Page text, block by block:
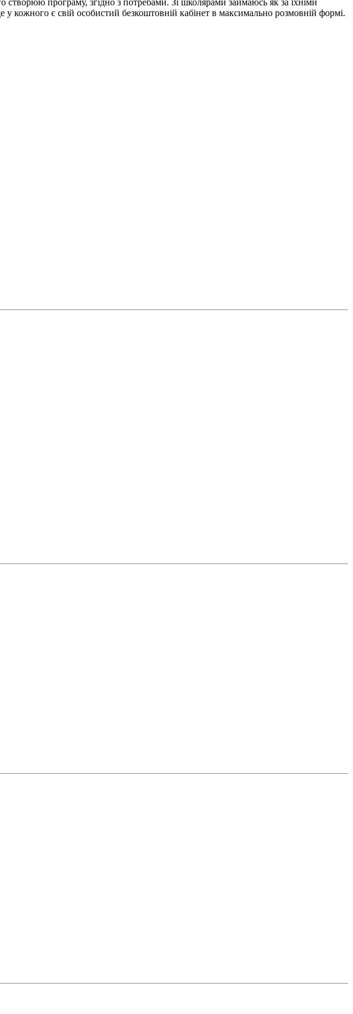
програму, згідно з потребами. Зі школярами займаюсь як за їхніми
кожного є свій особистий безкоштовній кабінет в максимально розмовній формі.